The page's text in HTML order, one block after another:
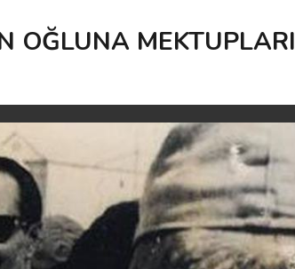
OĞLUNA MEKTUPLARI